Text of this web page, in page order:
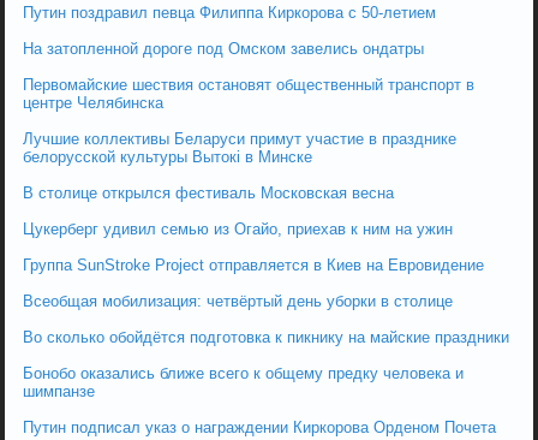
Путин поздравил певца Филиппа Киркорова с 50-летием
На затопленной дороге под Омском завелись ондатры
Первомайские шествия остановят общественный транспорт в
центре Челябинска
Лучшие коллективы Беларуси примут участие в празднике
белорусской культуры Вытокі в Минске
В столице открылся фестиваль Московская весна
Цукерберг удивил семью из Огайо, приехав к ним на ужин
Группа SunStroke Project отправляется в Киев на Евровидение
Всеобщая мобилизация: четвёртый день уборки в столице
Во сколько обойдётся подготовка к пикнику на майские праздники
Бонобо оказались ближе всего к общему предку человека и
шимпанзе
Путин подписал указ о награждении Киркорова Орденом Почета